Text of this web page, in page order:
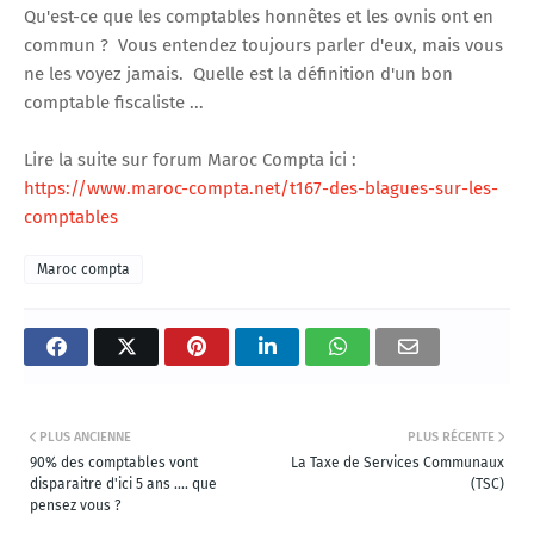
Qu'est-ce que les comptables honnêtes et les ovnis ont en
commun ? Vous entendez toujours parler d'eux, mais vous
ne les voyez jamais. Quelle est la définition d'un bon
comptable fiscaliste ...
Lire la suite sur forum Maroc Compta ici :
https://www.maroc-compta.net/t167-des-blagues-sur-les-
comptables
Maroc compta
PLUS RÉCENTE
La Taxe de Services Communaux
(TSC)
PLUS ANCIENNE
90% des comptables vont
disparaitre d'ici 5 ans .... que
pensez vous ?